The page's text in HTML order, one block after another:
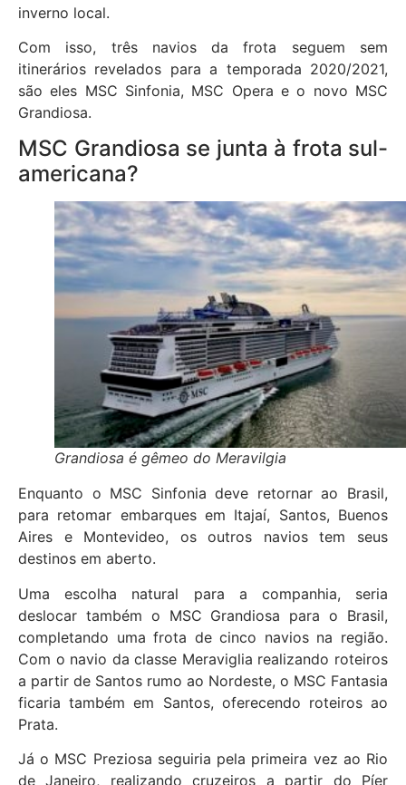
inverno local.
Com isso, três navios da frota seguem sem
itinerários revelados para a temporada 2020/2021,
são eles MSC Sinfonia, MSC Opera e o novo MSC
Grandiosa.
MSC Grandiosa se junta à frota sul-
americana?
Grandiosa é gêmeo do Meravilgia
Enquanto o MSC Sinfonia deve retornar ao Brasil,
para retomar embarques em Itajaí, Santos, Buenos
Aires e Montevideo, os outros navios tem seus
destinos em aberto.
Uma escolha natural para a companhia, seria
deslocar também o MSC Grandiosa para o Brasil,
completando uma frota de cinco navios na região.
Com o navio da classe Meraviglia realizando roteiros
a partir de Santos rumo ao Nordeste, o MSC Fantasia
ficaria também em Santos, oferecendo roteiros ao
Prata.
Já o MSC Preziosa seguiria pela primeira vez ao Rio
de Janeiro, realizando cruzeiros a partir do Píer